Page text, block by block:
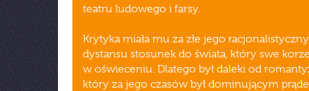
teatru ludowego i farsy.
Krytyka miała mu za złe jego
dystansu stosunek do świata, który swe
w oświeceniu. Dlatego był daleki od
który za jego czasów był dominującym